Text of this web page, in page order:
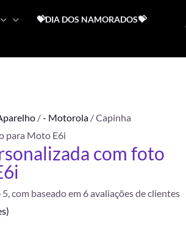
💝DIA DOS NAMORADOS💝
/- Motorola / Capinha
para Moto E6i
com foto
5, com baseado em 6avaliações de clientes